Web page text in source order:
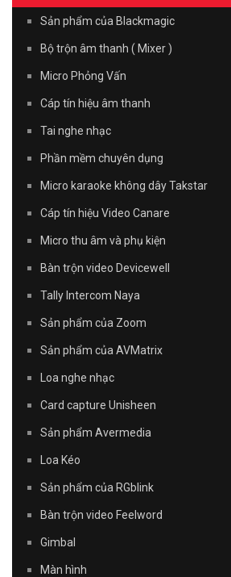
Sản phẩm của Blackmagic
Bộ trộn âm thanh ( Mixer )
Micro Phỏng Vấn
Cáp tín hiệu âm thanh
Tai nghe nhạc
Phần mềm chuyên dụng
Micro karaoke không dây Takstar
Cáp tín hiệu Video Canare
Micro thu âm và phụ kiện
Bàn trộn video Devicewell
Tally Intercom Naya
Sản phẩm của Zoom
Sản phẩm của AVMatrix
Loa nghe nhạc
Card capture Unisheen
Sản phẩm Avermedia
Loa Kéo
Sản phẩm của RGblink
Bàn trộn video Feelword
Gimbal
Màn hình